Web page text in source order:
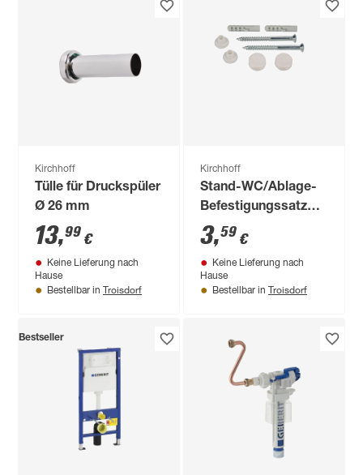
Kirchhoff
Tülle für Druckspüler
Ø 26 mm
13,99 €
Keine Lieferung nach
Hause
Bestellbar in Troisdorf
Kirchhoff
Stand-WC/Ablage-
Befestigungssatz
pergamon M6 x 70
mm
3,59 €
Keine Lieferung nach
Hause
Bestellbar in Troisdorf
Bestseller